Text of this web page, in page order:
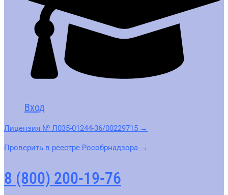
Вход
Лицензия № Л035-01244-36/00229715 →
Проверить в реестре Рособрнадзора →
8 (800) 200-19-76